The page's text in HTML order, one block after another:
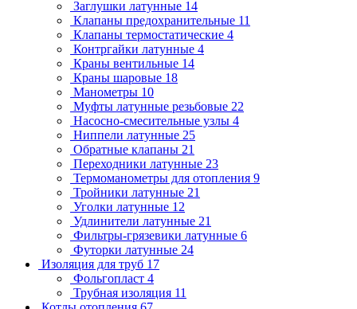
Заглушки латунные 14
Клапаны предохранительные 11
Клапаны термостатические 4
Контргайки латунные 4
Краны вентильные 14
Краны шаровые 18
Манометры 10
Муфты латунные резьбовые 22
Насосно-смесительные узлы 4
Ниппели латунные 25
Обратные клапаны 21
Переходники латунные 23
Термоманометры для отопления 9
Тройники латунные 21
Уголки латунные 12
Удлинители латунные 21
Фильтры-грязевики латунные 6
Футорки латунные 24
Изоляция для труб 17
Фольгопласт 4
Трубная изоляция 11